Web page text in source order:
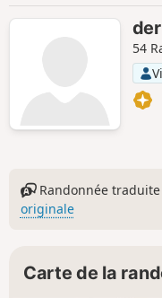
54
Randonnée
originale
Carte de la